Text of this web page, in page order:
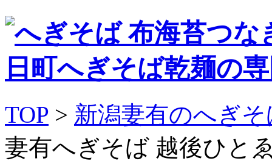
TOP > 新潟妻有のへぎそ
妻有へぎそば 越後ひと